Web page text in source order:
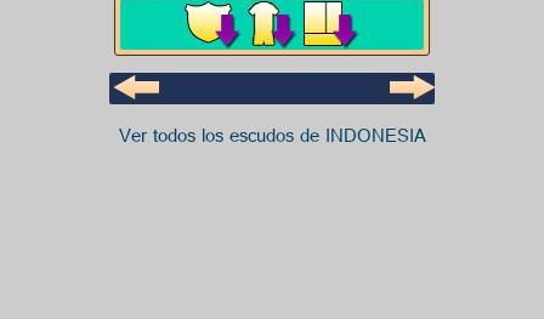
Ver todos los escudos de INDONESIA